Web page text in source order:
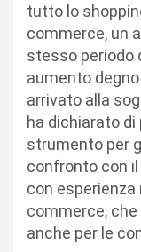
tutto lo
commerce, un
stesso periodo
aumento
arrivato alla
ha dichiarato
strumento per
confronto con
con esperienza
commerce,
anche per le